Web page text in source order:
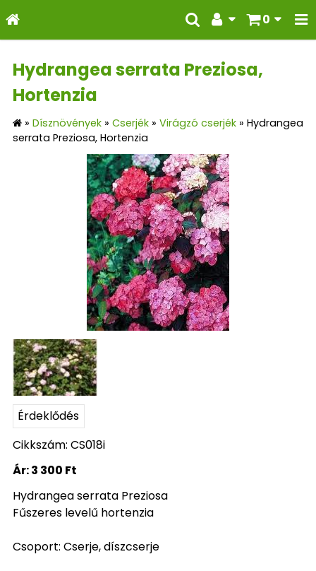
0
Hydrangea serrata Preziosa,
Hortenzia
» Dísznövények » Cserjék » Virágzó cserjék » Hydrangea
serrata Preziosa, Hortenzia
Érdeklődés
Cikkszám: CS018i
Ár:3 300 Ft
Hydrangea serrata Preziosa
Fűszeres levelű hortenzia
Csoport: Cserje, díszcserje